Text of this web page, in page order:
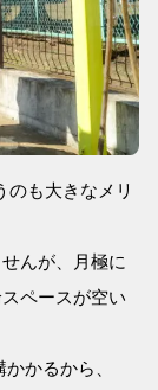
のも大きなメリ
んが、月極に
ペースが空い
かるから、